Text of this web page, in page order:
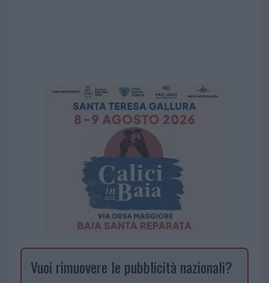
Vuoi rimuovere le pubblicità nazionali?